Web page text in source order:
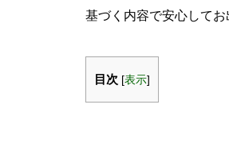
基づく内容で安心してお
目次 [表示]